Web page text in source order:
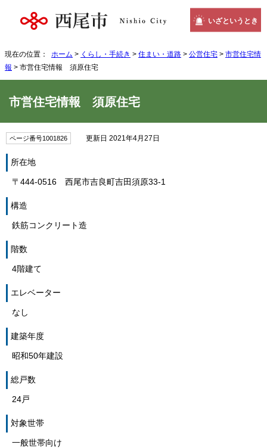
いざというとき
現在の位置： ホーム > くらし・手続き > 住まい・道路 > 公営住宅 > 市営住宅情
報 > 市営住宅情報 須原住宅
市営住宅情報 須原住宅
ページ番号1001826 更新日 2021年4月27日
所在地
〒444-0516 西尾市吉良町吉田須原33-1
構造
鉄筋コンクリート造
階数
4階建て
エレベーター
なし
建築年度
昭和50年建設
総戸数
24戸
対象世帯
一般世帯向け